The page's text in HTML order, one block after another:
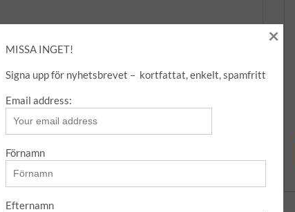
det har ju ett väldigt självförklarande namn…:-)
bara! De har stora texter om att det är spam-
MISSA INGET!
Signa upp för nyhetsbrevet – kortfattat, enkelt, spamfritt
Email address:
Förnamn
Efternamn
×